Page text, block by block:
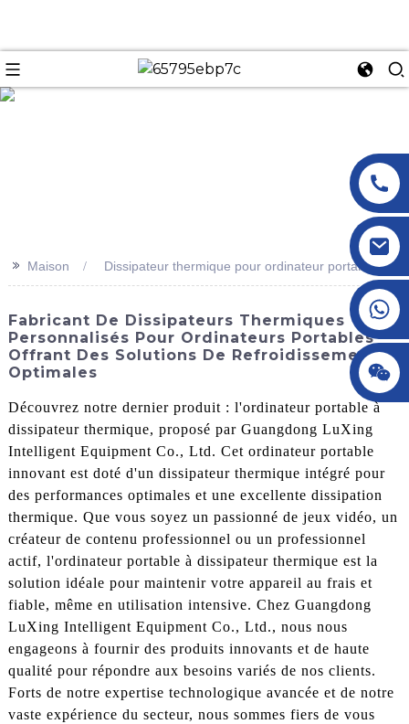
>> Maison Dissipateur thermique pour ordinateur portable
Fabricant De Dissipateurs Thermiques
Personnalisés Pour Ordinateurs Portables
Offrant Des Solutions De Refroidissement
Optimales
Découvrez notre dernier produit : l'ordinateur portable à
dissipateur thermique, proposé par Guangdong LuXing
Intelligent Equipment Co., Ltd. Cet ordinateur portable
innovant est doté d'un dissipateur thermique intégré pour
des performances optimales et une excellente dissipation
thermique. Que vous soyez un passionné de jeux vidéo, un
créateur de contenu professionnel ou un professionnel
actif, l'ordinateur portable à dissipateur thermique est la
solution idéale pour maintenir votre appareil au frais et
fiable, même en utilisation intensive. Chez Guangdong
LuXing Intelligent Equipment Co., Ltd., nous nous
engageons à fournir des produits innovants et de haute
qualité pour répondre aux besoins variés de nos clients.
Forts de notre expertise technologique avancée et de notre
vaste expérience du secteur, nous sommes fiers de vous